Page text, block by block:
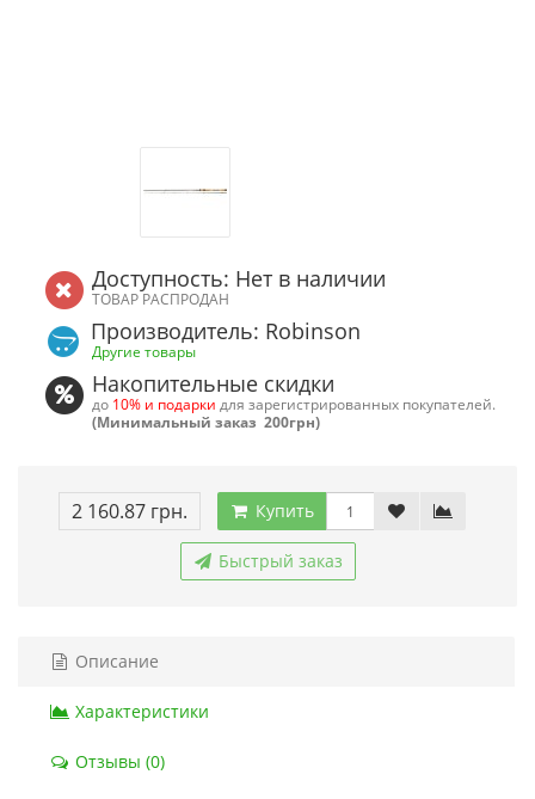
Доступность: Нет в наличии
ТОВАР РАСПРОДАН
Производитель: Robinson
Другие товары
Накопительные скидки
до 10% и подарки для зарегистрированных покупателей.
(Минимальный заказ 200грн)
2 160.87 грн. Купить
Быстрый заказ
Описание
Характеристики
Отзывы (0)